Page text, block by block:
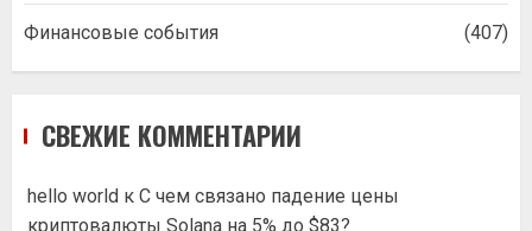
Финансовые события (407)
СВЕЖИЕ КОММЕНТАРИИ
hello world к С чем связано падение цены
криптовалюты Solana на 5% до $83?